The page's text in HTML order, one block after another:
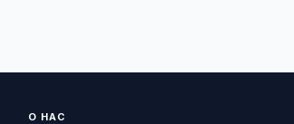
О НАС